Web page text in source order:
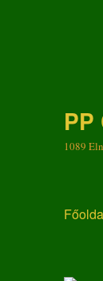
1089